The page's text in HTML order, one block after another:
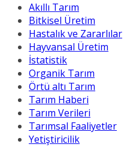
Akıllı Tarım
Bitkisel Üretim
Hastalık ve Zararlılar
Hayvansal Üretim
İstatistik
Organik Tarım
Örtü altı Tarım
Tarım Haberi
Tarım Verileri
Tarımsal Faaliyetler
Yetiştiricilik